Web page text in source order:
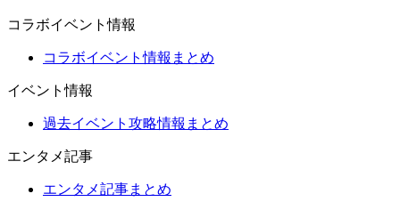
コラボイベント情報
コラボイベント情報まとめ
イベント情報
過去イベント攻略情報まとめ
エンタメ記事
エンタメ記事まとめ